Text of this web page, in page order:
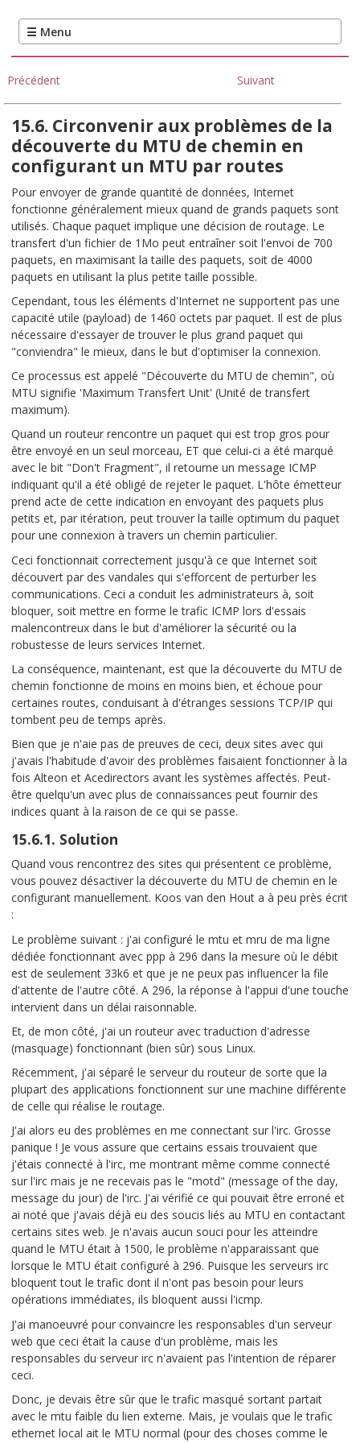
Précédent Suivant
15.6. Circonvenir aux problèmes de la
découverte du MTU de chemin en
configurant un MTU par routes
Pour envoyer de grande quantité de données, Internet
fonctionne généralement mieux quand de grands paquets sont
utilisés. Chaque paquet implique une décision de routage. Le
transfert d'un fichier de 1Mo peut entraîner soit l'envoi de 700
paquets, en maximisant la taille des paquets, soit de 4000
paquets en utilisant la plus petite taille possible.
Cependant, tous les éléments d'Internet ne supportent pas une
capacité utile (payload) de 1460 octets par paquet. Il est de plus
nécessaire d'essayer de trouver le plus grand paquet qui
"conviendra" le mieux, dans le but d'optimiser la connexion.
Ce processus est appelé "Découverte du MTU de chemin", où
MTU signifie 'Maximum Transfert Unit' (Unité de transfert
maximum).
Quand un routeur rencontre un paquet qui est trop gros pour
être envoyé en un seul morceau, ET que celui-ci a été marqué
avec le bit "Don't Fragment", il retourne un message ICMP
indiquant qu'il a été obligé de rejeter le paquet. L'hôte émetteur
prend acte de cette indication en envoyant des paquets plus
petits et, par itération, peut trouver la taille optimum du paquet
pour une connexion à travers un chemin particulier.
Ceci fonctionnait correctement jusqu'à ce que Internet soit
découvert par des vandales qui s'efforcent de perturber les
communications. Ceci a conduit les administrateurs à, soit
bloquer, soit mettre en forme le trafic ICMP lors d'essais
malencontreux dans le but d'améliorer la sécurité ou la
robustesse de leurs services Internet.
La conséquence, maintenant, est que la découverte du MTU de
chemin fonctionne de moins en moins bien, et échoue pour
certaines routes, conduisant à d'étranges sessions TCP/IP qui
tombent peu de temps après.
Bien que je n'aie pas de preuves de ceci, deux sites avec qui
j'avais l'habitude d'avoir des problèmes faisaient fonctionner à la
fois Alteon et Acedirectors avant les systèmes affectés. Peut-
être quelqu'un avec plus de connaissances peut fournir des
indices quant à la raison de ce qui se passe.
15.6.1. Solution
Quand vous rencontrez des sites qui présentent ce problème,
vous pouvez désactiver la découverte du MTU de chemin en le
configurant manuellement. Koos van den Hout a à peu près écrit
:
Le problème suivant : j'ai configuré le mtu et mru de ma ligne
dédiée fonctionnant avec ppp à 296 dans la mesure où le débit
est de seulement 33k6 et que je ne peux pas influencer la file
d'attente de l'autre côté. A 296, la réponse à l'appui d'une touche
intervient dans un délai raisonnable.
Et, de mon côté, j'ai un routeur avec traduction d'adresse
(masquage) fonctionnant (bien sûr) sous Linux.
Récemment, j'ai séparé le serveur du routeur de sorte que la
plupart des applications fonctionnent sur une machine différente
de celle qui réalise le routage.
J'ai alors eu des problèmes en me connectant sur l'irc. Grosse
panique ! Je vous assure que certains essais trouvaient que
j'étais connecté à l'irc, me montrant même comme connecté
sur l'irc mais je ne recevais pas le "motd" (message of the day,
message du jour) de l'irc. J'ai vérifié ce qui pouvait être erroné et
ai noté que j'avais déjà eu des soucis liés au MTU en contactant
certains sites web. Je n'avais aucun souci pour les atteindre
quand le MTU était à 1500, le problème n'apparaissant que
lorsque le MTU était configuré à 296. Puisque les serveurs irc
bloquent tout le trafic dont il n'ont pas besoin pour leurs
opérations immédiates, ils bloquent aussi l'icmp.
J'ai manoeuvré pour convaincre les responsables d'un serveur
web que ceci était la cause d'un problème, mais les
responsables du serveur irc n'avaient pas l'intention de réparer
ceci.
Donc, je devais être sûr que le trafic masqué sortant partait
avec le mtu faible du lien externe. Mais, je voulais que le trafic
ethernet local ait le MTU normal (pour des choses comme le